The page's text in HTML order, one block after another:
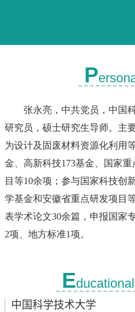
P
E
中国科学技术大学